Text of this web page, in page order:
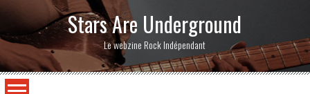
Stars Are Underground
Le webzine Rock Indépendant